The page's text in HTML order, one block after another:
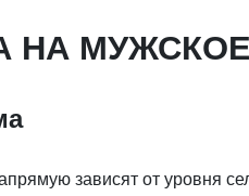
НА
зависят от уровня